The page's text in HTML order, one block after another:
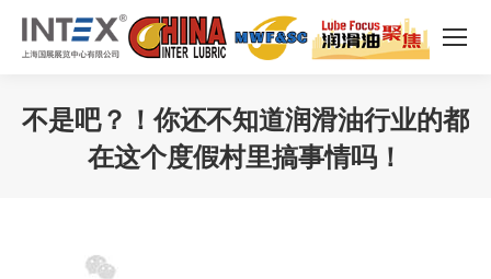
不是吧？！你还不知道润滑油行业的都
在这个度假村里搞事情吗！